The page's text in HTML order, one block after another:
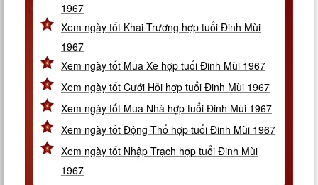
1967
Xem ngày tốt Khai Trương hợp tuổi Đinh Mùi
1967
Xem ngày tốt Mua Xe hợp tuổi Đinh Mùi 1967
Xem ngày tốt Cưới Hỏi hợp tuổi Đinh Mùi 1967
Xem ngày tốt Mua Nhà hợp tuổi Đinh Mùi 1967
Xem ngày tốt Động Thổ hợp tuổi Đinh Mùi 1967
Xem ngày tốt Nhập Trạch hợp tuổi Đinh Mùi
1967